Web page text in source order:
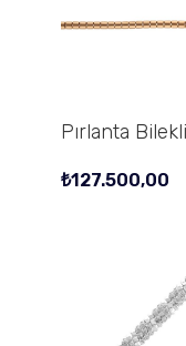
Pırlanta
₺127.500,00